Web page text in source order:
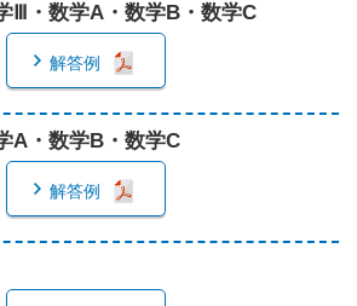
Ⅲ・数学A・数学B・数学C
解答例
A・数学B・数学C
解答例